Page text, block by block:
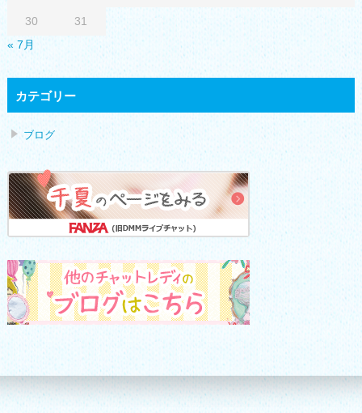
« 7月
30 31
カテゴリー
ブログ